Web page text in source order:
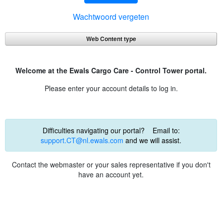
Wachtwoord vergeten
Web Content type
Welcome at the Ewals Cargo Care - Control Tower portal.
Please enter your account details to log in.
Difficulties navigating our portal? Email to:
support.CT@nl.ewals.com and we will assist.
Contact the webmaster or your sales representative if you don't
have an account yet.